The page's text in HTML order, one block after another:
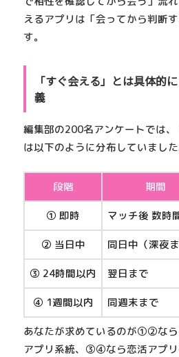
えるアプリは「会ってから判断
す。
「すぐ会える」とは具体的
義
編集部の200名アンケートでは
は以下のように分布していました
段階 期間
① 即時
マッチ後 数時
② 当日中
同日中（深夜ま
③ 24時間以内
翌日まで
④ 1週間以内
同週末まで
あなたが求めているのが①②なら
アプリ系統、③④なら恋活アプ